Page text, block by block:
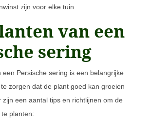
zijn voor elke tuin.
van een
sering
een Persische sering is een belangrijke
zorgen dat de plant goed kan groeien
zijn een aantal tips en richtlijnen om de
planten: